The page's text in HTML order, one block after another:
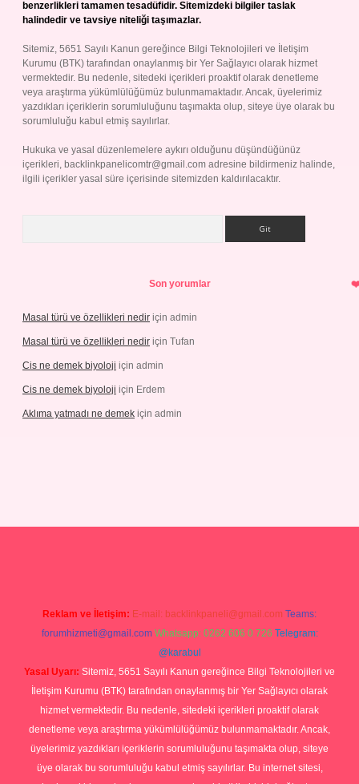
benzerlikleri tamamen tesadüfidir. Sitemizdeki bilgiler taslak
halindedir ve tavsiye niteliği taşımazlar.
Sitemiz, 5651 Sayılı Kanun gereğince Bilgi Teknolojileri ve İletişim
Kurumu (BTK) tarafından onaylanmış bir Yer Sağlayıcı olarak hizmet
vermektedir. Bu nedenle, sitedeki içerikleri proaktif olarak denetleme
veya araştırma yükümlülüğümüz bulunmamaktadır. Ancak, üyelerimiz
yazdıkları içeriklerin sorumluluğunu taşımakta olup, siteye üye olarak bu
sorumluluğu kabul etmiş sayılırlar.
Hukuka ve yasal düzenlemelere aykırı olduğunu düşündüğünüz
içerikleri, backlinkpanelicomtr@gmail.com adresine bildirmeniz halinde,
ilgili içerikler yasal süre içerisinde sitemizden kaldırılacaktır.
Son yorumlar
Masal türü ve özellikleri nedir için admin
Masal türü ve özellikleri nedir için Tufan
Cis ne demek biyoloji için admin
Cis ne demek biyoloji için Erdem
Aklıma yatmadı ne demek için admin
Reklam ve İletişim: E-mail: backlinkpaneli@gmail.com Teams:
forumhizmeti@gmail.com Whatsapp: 0262 606 0 726 Telegram:
@karabul
Yasal Uyarı: Sitemiz, 5651 Sayılı Kanun gereğince Bilgi Teknolojileri ve
İletişim Kurumu (BTK) tarafından onaylanmış bir Yer Sağlayıcı olarak
hizmet vermektedir. Bu nedenle, sitedeki içerikleri proaktif olarak
denetleme veya araştırma yükümlülüğümüz bulunmamaktadır. Ancak,
üyelerimiz yazdıkları içeriklerin sorumluluğunu taşımakta olup, siteye
üye olarak bu sorumluluğu kabul etmiş sayılırlar. Bu internet sitesi,